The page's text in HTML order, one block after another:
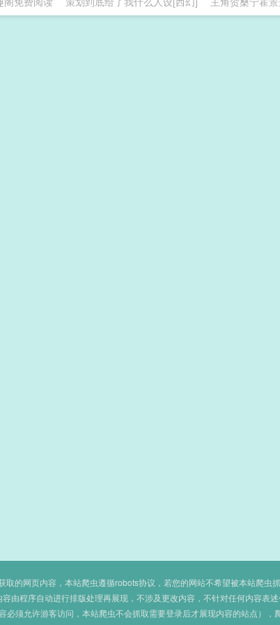
的网页内容，本站爬虫遵循robots协议，若您的网站不希望被本站爬虫
由程序自动进行排版处理再展现，不涉及更改内容，不针对任何内容表述
须允许游客访问，本站爬虫不会抓取需要登录后才展现内容的站点），